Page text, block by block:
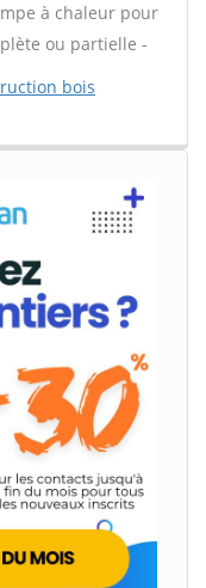
à chaleur pour
ou partielle -
bois